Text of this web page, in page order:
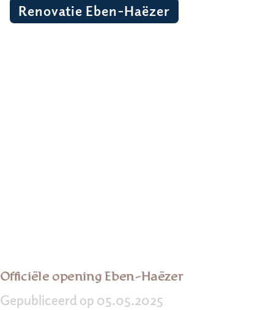
Renovatie Eben-Haëzer
Officiële opening Eben-Haëzer
Gepubliceerd op 05.05.2025